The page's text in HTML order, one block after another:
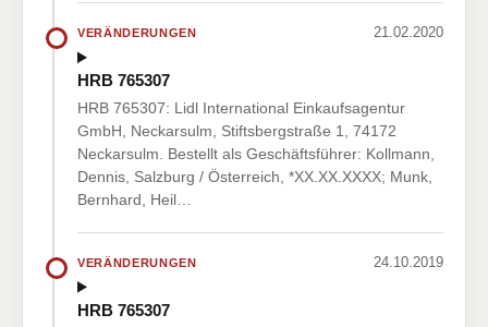
VERÄNDERUNGEN 21.02.2020
HRB 765307
HRB 765307: Lidl International Einkaufsagentur
GmbH, Neckarsulm, Stiftsbergstraße 1, 74172
Neckarsulm. Bestellt als Geschäftsführer: Kollmann,
Dennis, Salzburg / Österreich, *XX.XX.XXXX; Munk,
Bernhard, Heil…
VERÄNDERUNGEN 24.10.2019
HRB 765307